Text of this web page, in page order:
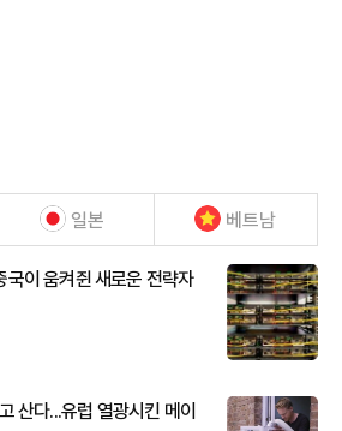
일본 베트남
이 움켜쥔 새로운 전략자
산다...유럽 열광시킨 메이